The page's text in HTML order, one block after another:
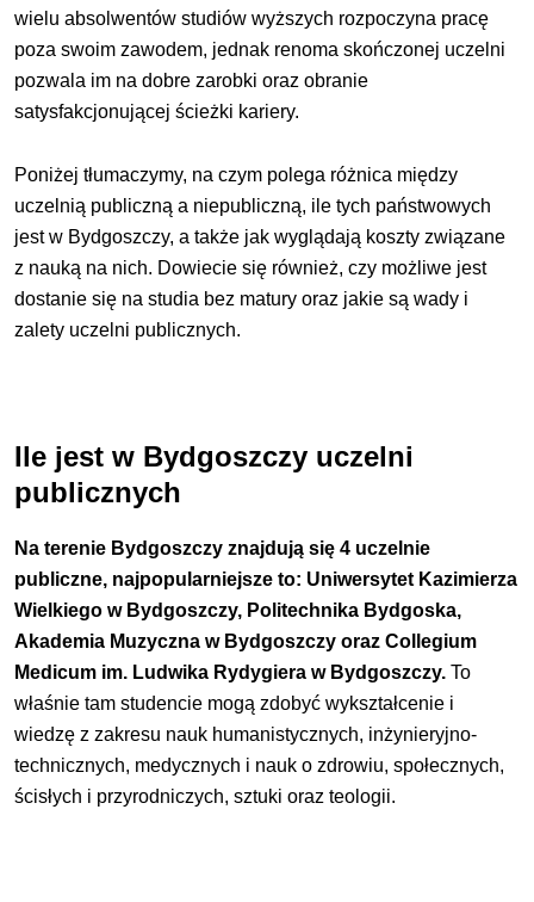
wielu absolwentów studiów wyższych rozpoczyna pracę
poza swoim zawodem, jednak renoma skończonej uczelni
pozwala im na dobre zarobki oraz obranie
satysfakcjonującej ścieżki kariery.
Poniżej tłumaczymy, na czym polega różnica między
uczelnią publiczną a niepubliczną, ile tych państwowych
jest w Bydgoszczy, a także jak wyglądają koszty związane
z nauką na nich. Dowiecie się również, czy możliwe jest
dostanie się na studia bez matury oraz jakie są wady i
zalety uczelni publicznych.
Ile jest w Bydgoszczy uczelni
publicznych
Na terenie Bydgoszczy znajdują się 4 uczelnie
publiczne, najpopularniejsze to: Uniwersytet Kazimierza
Wielkiego w Bydgoszczy, Politechnika Bydgoska,
Akademia Muzyczna w Bydgoszczyoraz Collegium
Medicum im. Ludwika Rydygiera w Bydgoszczy. To
właśnie tam studencie mogą zdobyć wykształcenie i
wiedzę z zakresu nauk humanistycznych, inżynieryjno-
technicznych, medycznych i nauk o zdrowiu, społecznych,
ścisłych i przyrodniczych, sztuki oraz teologii.